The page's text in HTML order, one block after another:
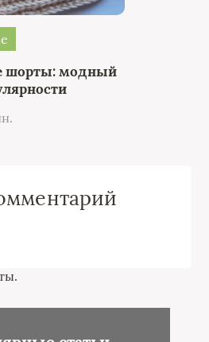
шорты: модный